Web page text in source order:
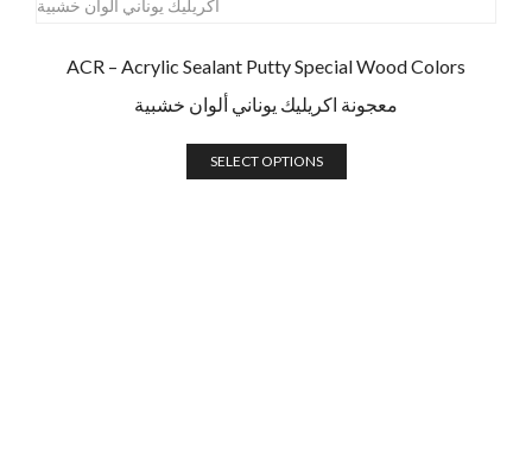
ACR – Acrylic Sealant Putty Special Wood Colors
معجونة اكريليك يوناني ألوان خشبية
SELECT OPTIONS